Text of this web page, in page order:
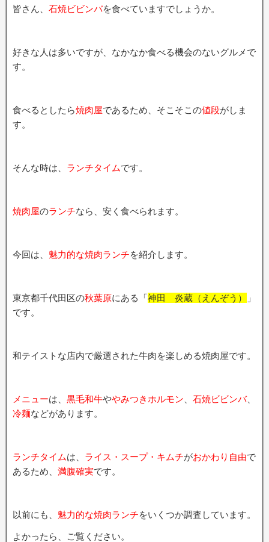
皆さん、 石焼ビビンバを食べていますでしょうか。
好きな人は多いですが、なかなか食べる機会のないグルメで
す。
食べるとしたら焼肉屋であるため、そこそこの値段がしま
す。
そんな時は、 ランチタイムです。
焼肉屋のランチなら、安く食べられます。
今回は、 魅力的な焼肉ランチを紹介します。
東京都千代田区の秋葉原にある「神田 炎蔵（えんぞう）
」
です。
和テイストな店内で厳選された牛肉を楽しめる焼肉屋です。
メニューは、 黒毛和牛ややみつきホルモン 石焼ビビンバ、
冷麺などがあります。
ランチタイムは、 ライス・スープ・キムチがおかわり自由で
あるため、 満腹確実です。
以前にも、 魅力的な焼肉ランチをいくつか調査しています。
よかったら、ご覧ください。